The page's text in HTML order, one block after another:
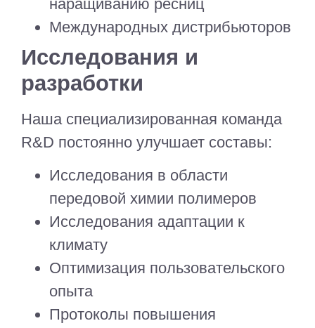
наращиванию ресниц
Международных дистрибьюторов
Исследования и
разработки
Наша специализированная команда
R&D постоянно улучшает составы:
Исследования в области
передовой химии полимеров
Исследования адаптации к
климату
Оптимизация пользовательского
опыта
Протоколы повышения